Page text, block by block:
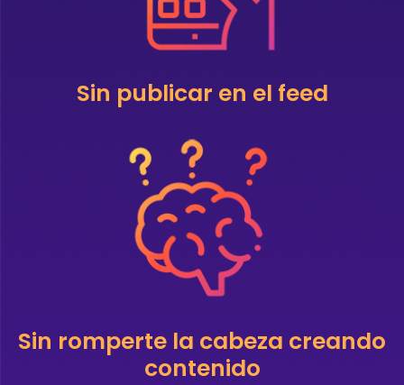
Sin publicar en el feed
Sin romperte la cabeza creando
contenido